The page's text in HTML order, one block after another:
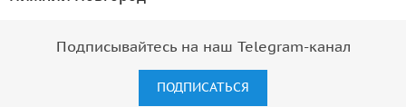
Подписывайтесь на наш Telegram-канал
ПОДПИСАТЬСЯ